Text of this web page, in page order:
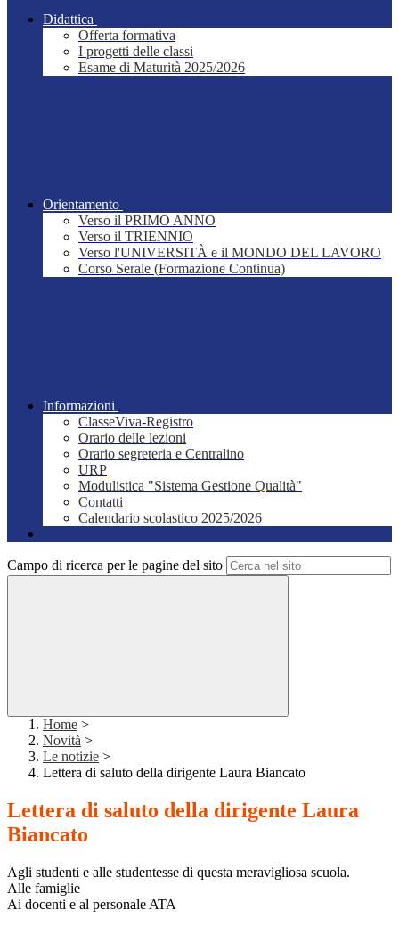
Didattica
Offerta formativa
I progetti delle classi
Esame di Maturità 2025/2026
Orientamento
Verso il PRIMO ANNO
Verso il TRIENNIO
Verso l'UNIVERSITÀ e il MONDO DEL LAVORO
Corso Serale (Formazione Continua)
Informazioni
ClasseViva-Registro
Orario delle lezioni
Orario segreteria e Centralino
URP
Modulistica "Sistema Gestione Qualità"
Contatti
Calendario scolastico 2025/2026
Campo di ricerca per le pagine del sito
Home >
Novità >
Le notizie >
Lettera di saluto della dirigente Laura Biancato
Lettera di saluto della dirigente Laura
Biancato
Agli studenti e alle studentesse di questa meravigliosa scuola.
Alle famiglie
Ai docenti e al personale ATA